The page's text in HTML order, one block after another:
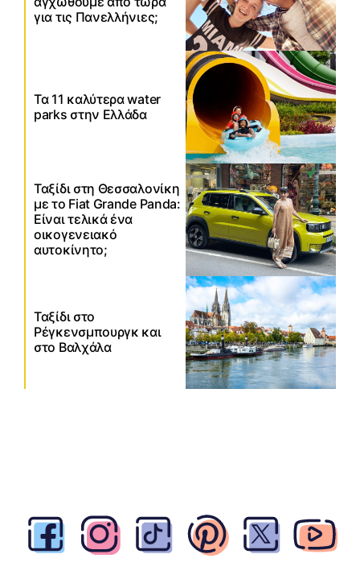
για τις Πανελλήνιες;
Τα 11 καλύτερα water
parks στην Ελλάδα
Ταξίδι στη Θεσσαλονίκη
με το Fiat Grande Panda:
Είναι τελικά ένα
οικογενειακό
αυτοκίνητο;
Ταξίδι στο
Ρέγκενσμπουργκ και
στο Βαλχάλα